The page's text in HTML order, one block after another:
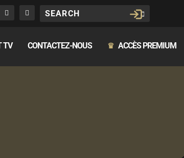
TV CONTACTEZ-NOUS ♛ ACCÈS PREMIUM